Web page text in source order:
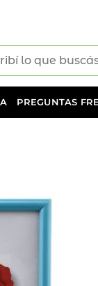
PREGUNTAS